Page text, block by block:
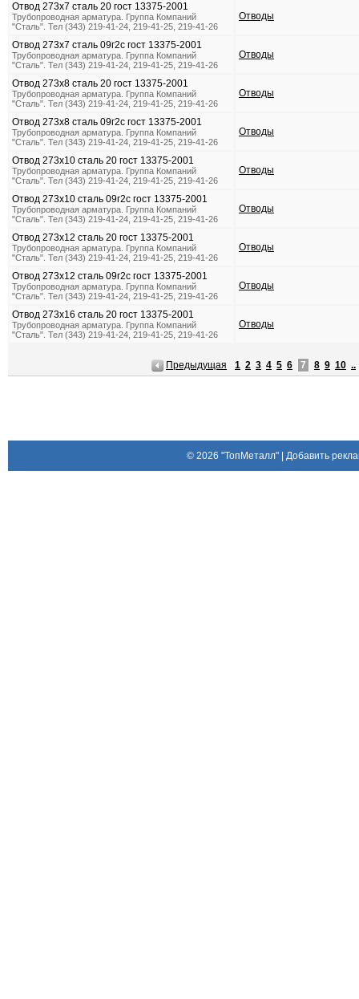
Отвод 273х7 сталь 20 гост 13375-2001
Трубопроводная арматура. Группа Компаний
"Сталь". Тел (343) 219-41-24, 219-41-25, 219-41-26
Отводы
Отвод 273х7 сталь 09г2с гост 13375-2001
Трубопроводная арматура. Группа Компаний
"Сталь". Тел (343) 219-41-24, 219-41-25, 219-41-26
Отводы
Отвод 273х8 сталь 20 гост 13375-2001
Трубопроводная арматура. Группа Компаний
"Сталь". Тел (343) 219-41-24, 219-41-25, 219-41-26
Отводы
Отвод 273х8 сталь 09г2с гост 13375-2001
Трубопроводная арматура. Группа Компаний
"Сталь". Тел (343) 219-41-24, 219-41-25, 219-41-26
Отводы
Отвод 273х10 сталь 20 гост 13375-2001
Трубопроводная арматура. Группа Компаний
"Сталь". Тел (343) 219-41-24, 219-41-25, 219-41-26
Отводы
Отвод 273х10 сталь 09г2с гост 13375-2001
Трубопроводная арматура. Группа Компаний
"Сталь". Тел (343) 219-41-24, 219-41-25, 219-41-26
Отводы
Отвод 273х12 сталь 20 гост 13375-2001
Трубопроводная арматура. Группа Компаний
"Сталь". Тел (343) 219-41-24, 219-41-25, 219-41-26
Отводы
Отвод 273х12 сталь 09г2с гост 13375-2001
Трубопроводная арматура. Группа Компаний
"Сталь". Тел (343) 219-41-24, 219-41-25, 219-41-26
Отводы
Отвод 273х16 сталь 20 гост 13375-2001
Трубопроводная арматура. Группа Компаний
"Сталь". Тел (343) 219-41-24, 219-41-25, 219-41-26
Отводы
Предыдущая 1 2 3 4 5 6 7 8 9 10 ..
© 2026 "ТопМеталл"| Добавить